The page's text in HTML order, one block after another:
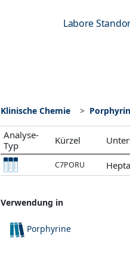
Labore
Klinische Chemie
Analyse-
Typ
Kürzel
C7PORU
Verwendung in
Porphyrine